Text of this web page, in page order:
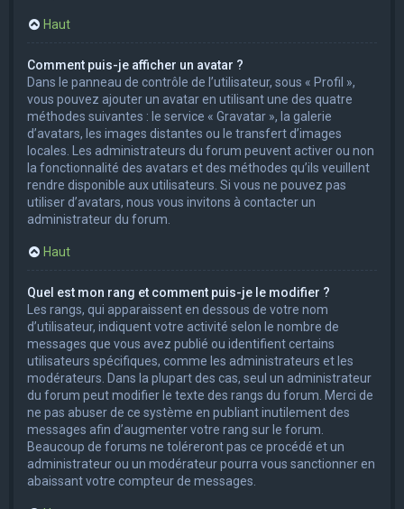
Haut
Comment puis-je afficher un avatar ?
Dans le panneau de contrôle de l’utilisateur, sous « Profil »,
vous pouvez ajouter un avatar en utilisant une des quatre
méthodes suivantes : le service « Gravatar », la galerie
d’avatars, les images distantes ou le transfert d’images
locales. Les administrateurs du forum peuvent activer ou non
la fonctionnalité des avatars et des méthodes qu’ils veuillent
rendre disponible aux utilisateurs. Si vous ne pouvez pas
utiliser d’avatars, nous vous invitons à contacter un
administrateur du forum.
Haut
Quel est mon rang et comment puis-je le modifier ?
Les rangs, qui apparaissent en dessous de votre nom
d’utilisateur, indiquent votre activité selon le nombre de
messages que vous avez publié ou identifient certains
utilisateurs spécifiques, comme les administrateurs et les
modérateurs. Dans la plupart des cas, seul un administrateur
du forum peut modifier le texte des rangs du forum. Merci de
ne pas abuser de ce système en publiant inutilement des
messages afin d’augmenter votre rang sur le forum.
Beaucoup de forums ne toléreront pas ce procédé et un
administrateur ou un modérateur pourra vous sanctionner en
abaissant votre compteur de messages.